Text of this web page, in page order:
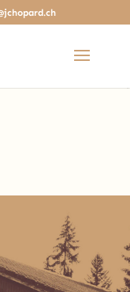
$http_response_header